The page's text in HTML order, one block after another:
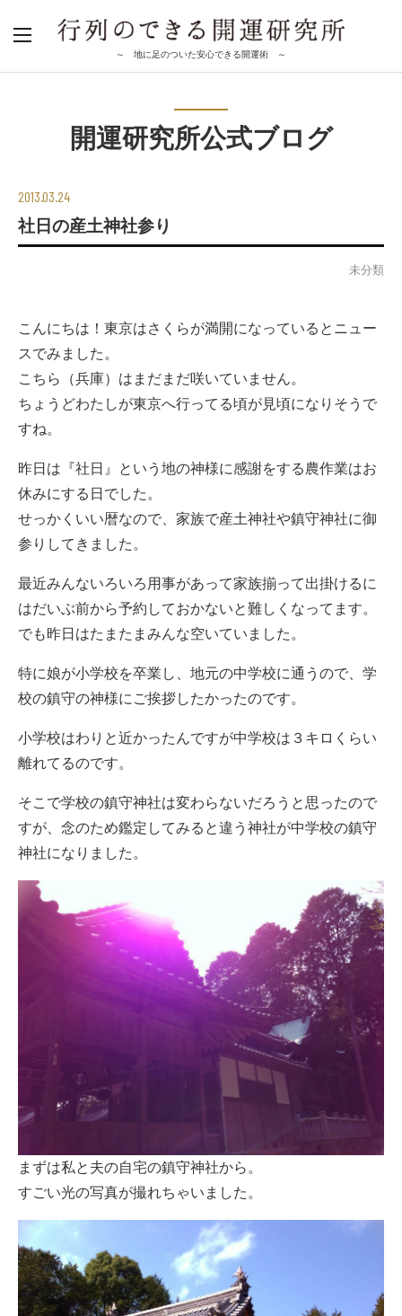
～ 地に足のついた安心できる開運術 ～
開運研究所公式ブログ
2013.03.24
社日の産土神社参り
未分類
こんにちは！東京はさくらが満開になっているとニュー
スでみました。
こちら（兵庫）はまだまだ咲いていません。
ちょうどわたしが東京へ行ってる頃が見頃になりそうで
すね。
昨日は『社日』という地の神様に感謝をする農作業はお
休みにする日でした。
せっかくいい暦なので、家族で産土神社や鎮守神社に御
参りしてきました。
最近みんないろいろ用事があって家族揃って出掛けるに
はだいぶ前から予約しておかないと難しくなってます。
でも昨日はたまたまみんな空いていました。
特に娘が小学校を卒業し、地元の中学校に通うので、学
校の鎮守の神様にご挨拶したかったのです。
小学校はわりと近かったんですが中学校は３キロくらい
離れてるのです。
そこで学校の鎮守神社は変わらないだろうと思ったので
すが、念のため鑑定してみると違う神社が中学校の鎮守
神社になりました。
まずは私と夫の自宅の鎮守神社から。
すごい光の写真が撮れちゃいました。